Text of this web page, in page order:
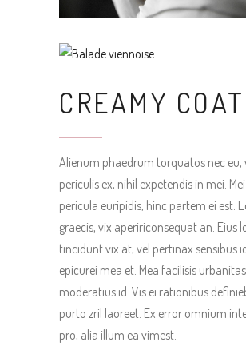
CREAMY COAT
Alienum phaedrum torquatos nec eu,
periculis ex, nihil expetendis in mei.
pericula euripidis, hinc partem ei est.
graecis, vix apeririconsequat an. Eius
tincidunt vix at, vel pertinax sensibus
epicurei mea et. Mea facilisis urbanitas
moderatius id. Vis ei rationibus
purto zril laoreet. Ex error omnium
pro, alia illum ea vimest.